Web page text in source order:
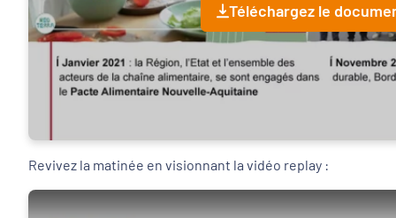
Téléchargez le
Revivez la matinée en visionnant la vidéo replay :